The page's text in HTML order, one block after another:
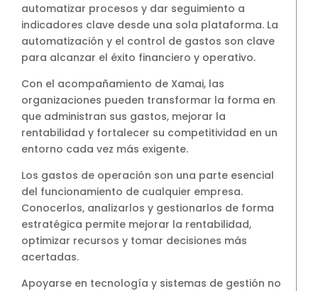
automatizar procesos y dar seguimiento a
indicadores clave desde una sola plataforma. La
automatización y el control de gastos son clave
para alcanzar el éxito financiero y operativo.
Con el acompañamiento de Xamai, las
organizaciones pueden transformar la forma en
que administran sus gastos, mejorar la
rentabilidad y fortalecer su competitividad en un
entorno cada vez más exigente.
Los gastos de operación son una parte esencial
del funcionamiento de cualquier empresa.
Conocerlos, analizarlos y gestionarlos de forma
estratégica permite mejorar la rentabilidad,
optimizar recursos y tomar decisiones más
acertadas.
Apoyarse en tecnología y sistemas de gestión no